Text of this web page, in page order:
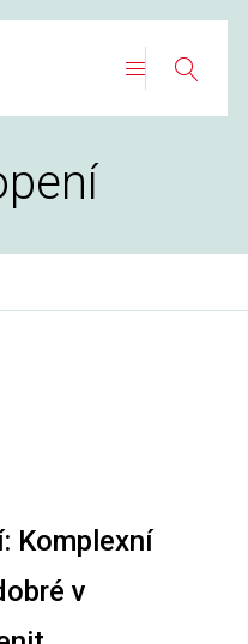
Search
Komplexní
v